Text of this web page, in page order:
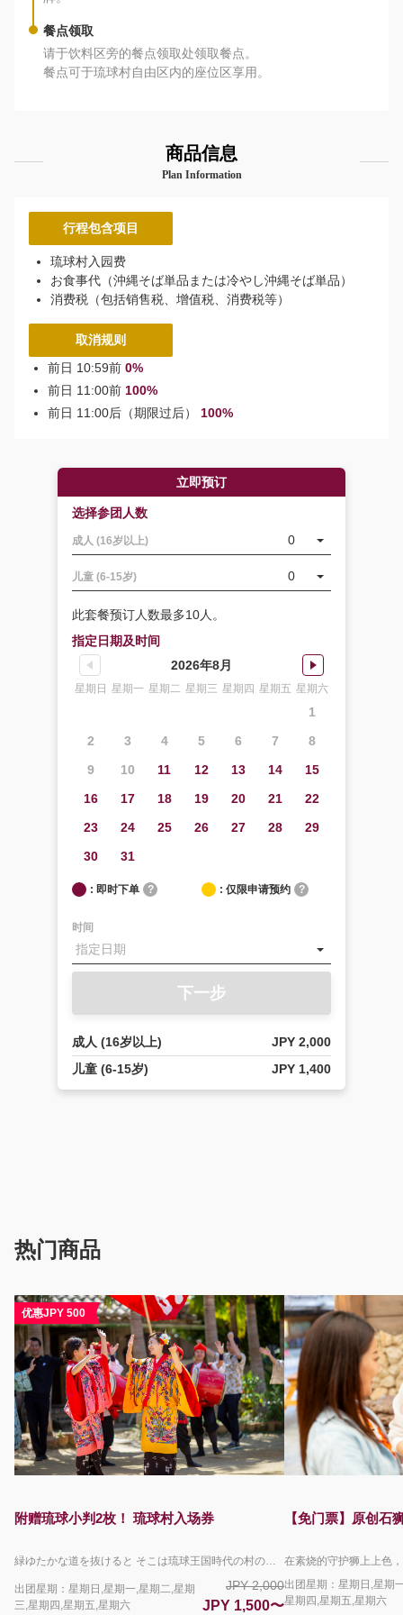
餐点领取
请于饮料区旁的餐点领取处领取餐点。
餐点可于琉球村自由区内的座位区享用。
商品信息
Plan Information
行程包含项目
琉球村入园费
お食事代（沖縄そば単品または冷やし沖縄そば単品）
消费税（包括销售税、增值税、消费税等）
取消规则
前日 10:59前 0%
前日 11:00前 100%
前日 11:00后（期限过后）
100%
立即预订
选择参团人数
成人 (16岁以上) 0
儿童 (6-15岁) 0
此套餐预订人数最多10人。
指定日期及时间
2026年8月
星期日 星期一 星期二 星期三 星期四 星期五 星期六
1
2
3 4 5 6 7
8
9
10 11 12 13 14
15
16
17 18 19 20 21
22
23
24 25 26 27 28
29
30
31
: 即时下单 ? : 仅限申请预约 ?
时间
下一步
成人 (16岁以上)
JPY 2,000
儿童 (6-15岁)
JPY 1,400
热门商品
优惠JPY 500
附赠琉球小判2枚！ 琉球村入场券
緑ゆたかな道を抜けると そこは琉球王国時代の村の中 国に登録された有形文化財の古民家が立ち並び 今も生き続けている 450年続いた琉球の名残 三線とエイサーの音が響き渡り 踊りだす村人たち どこか懐かしい お腹も心も満たす ちょっと不思議な沖縄料理 じぶんの手でつくる伝統工芸は 旅の思い出とともに お持ち帰り みて きいて ふれて 古き良き琉球の世界を満喫してください 毎日4回（10:00/12:00/14:00/16:00）エイサーショーを開催。 勇壮なパフォーマンスをご覧いただけます。 その他お食事処・体験教室と楽しさ盛沢山で沖縄を満喫して頂けます。 園内では、キッズ向けのスタンプラリーや大人のかたまでお楽しみいただける謎解き脱出ゲームも開催中！ 予約限定で琉球小判2枚をプレゼント！ 琉球村内で、お買い物や体験のお支払いにご利用いただける園内通貨です。 ＊沖縄県民の方へのご注意＊ 沖縄県に在住していることを証明できる顔写真付き身分証をお持ちの場合、こちらのページで販売しているチケットとは異なる入園料が割引となる現地限定のサービスがございます（県民割）。 こちらのプランをご予約されているお客様につきましては県民割を適用することができませんので、沖縄県民のかたは、この予約サイトを利用せずに直接琉球村へお越しいただき、別途県民割チケットを現地でお買い求めください。 ＜キャンセルポリシーについて＞ ご利用日当日の9:00からお取消料が発生いたします。 下記の場合はお取消料は発生いたしません。 ・琉球村が臨時休園となった場合（台風による路線バスの運休など） ・荒天・自然災害などにより旅行を実施することが困難となった場合
出团星期：星期日,星期一,星期二,星期
三,星期四,星期五,星期六
JPY 2,000
JPY 1,500〜
【免门票】原创石
出团星期：星期日,星期
星期四,星期五,星期六